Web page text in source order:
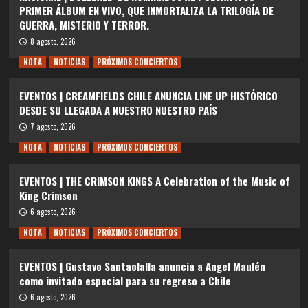
PRIMER ÁLBUM EN VIVO, QUE INMORTALIZA LA TRILOGÍA DE
GUERRA, MISTERIO Y TERROR.
8 agosto, 2026
NOTA
NOTICIAS PRÓXIMOS CONCIERTOS
EVENTOS | CREAMFIELDS CHILE ANUNCIA LINE UP HISTÓRICO
DESDE SU LLEGADA A NUESTRO NUESTRO PAÍS
7 agosto, 2026
NOTA
NOTICIAS PRÓXIMOS CONCIERTOS
EVENTOS | THE CRIMSON KINGS A Celebration of the Music of
King Crimson
6 agosto, 2026
NOTA
NOTICIAS PRÓXIMOS CONCIERTOS
EVENTOS | Gustavo Santaolalla anuncia a Angel Maulén
como invitado especial para su regreso a Chile
6 agosto, 2026